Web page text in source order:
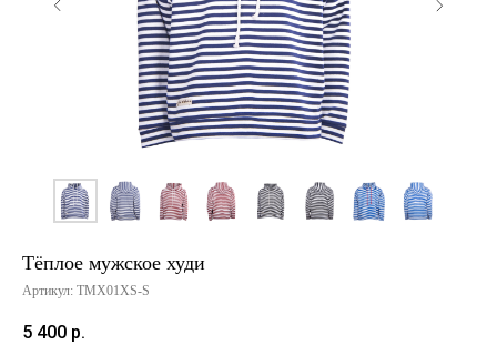
ПРОМОКОД MY1AGLAE
Тёплое мужское худи
Артикул: ТМХ01XS-S
5 400 р.